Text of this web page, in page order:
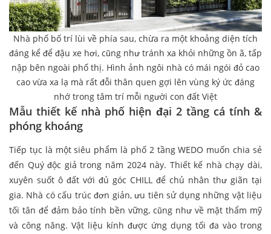
Nhà phố bố trí lùi về phía sau, chừa ra một khoảng diện tích
đáng kể để đậu xe hơi, cũng như tránh xa khỏi những ồn ã, tấp
nập bên ngoài phố thị. Hình ảnh ngôi nhà có mái ngói đỏ cao
cao vừa xa lạ mà rất đỗi thân quen gợi lên vùng ký ức đáng
nhớ trong tâm trí mỗi người con đất Việt
Mẫu thiết kế nhà phố hiện đại 2 tầng cá tính &
phóng khoáng
Tiếp tục là một siêu phẩm là phố 2 tầng WEDO muốn chia sẻ
đến Quý độc giả trong năm 2024 này. Thiết kế nhà chạy dài,
xuyên suốt ô đất với đủ góc CHILL để chủ nhân thư giãn tại
gia. Nhà có cấu trúc đơn giản, ưu tiên sử dụng những vật liệu
tối tân để đảm bảo tính bền vững, cũng như về mặt thẩm mỹ
và công năng. Vật liệu kính được ứng dụng tối đa vào trong